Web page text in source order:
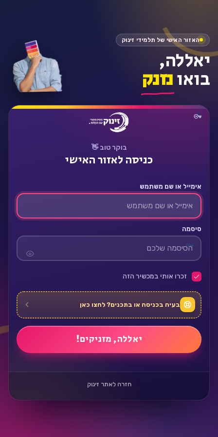
בוקר טוב 👋
כניסה לאזור האישי
אימייל או שם משתמש
סיסמה
זכרו אותי במכשיר הזה
בעיה בכניסה או בתכנים? לחצו כאן
חזרה לאתר זינוק
האזור האישי של תלמידי זינוק
יאללה,
בואונזנק